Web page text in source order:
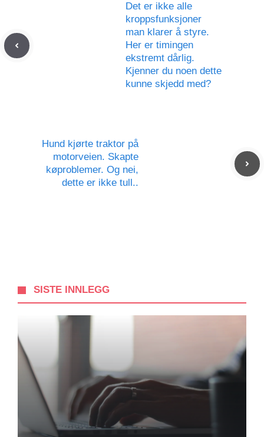
Det er ikke alle
kroppsfunksjoner
man klarer å styre.
Her er timingen
ekstremt dårlig.
Kjenner du noen dette
kunne skjedd med?
Hund kjørte traktor på
motorveien. Skapte
køproblemer. Og nei,
dette er ikke tull..
SISTE INNLEGG